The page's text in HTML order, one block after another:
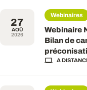
27
AOÛ
2026
Webinaires
Webinaire
Bilan de
A